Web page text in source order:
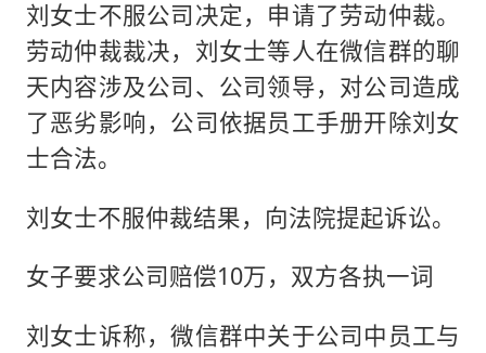
刘女士不服公司决定，申请了劳动仲裁。
劳动仲裁裁决，刘女士等人在微信群的聊
天内容涉及公司、公司领导，对公司造成
了恶劣影响，公司依据员工手册开除刘女
士合法。
刘女士不服仲裁结果，向法院提起诉讼。
女子要求公司赔偿10万，双方各执一词
刘女士诉称，微信群中关于公司中员工与